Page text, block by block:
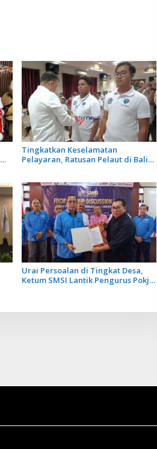
Tingkatkan Keselamatan
Pelayaran, Ratusan Pelaut di Bali
Urai Persoalan di Tingkat Desa,
Ketum SMSI Lantik Pengurus Pokja